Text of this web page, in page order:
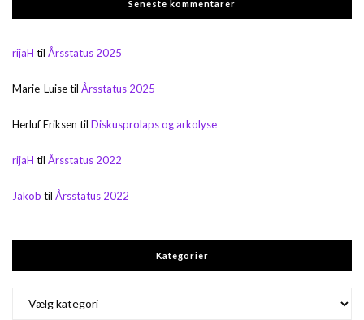
Seneste kommentarer
rijaH til Årsstatus 2025
Marie-Luisetil Årsstatus 2025
Herluf Eriksen til Diskusprolaps og arkolyse
rijaH til Årsstatus 2022
Jakob til Årsstatus 2022
Kategorier